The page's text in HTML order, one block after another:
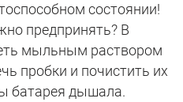
состоянии!
предпринять? В
мыльным раствором
пробки и почистить их
батарея дышала.